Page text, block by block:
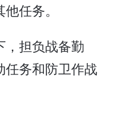
任务。
，担负战备勤
任务和防卫作战